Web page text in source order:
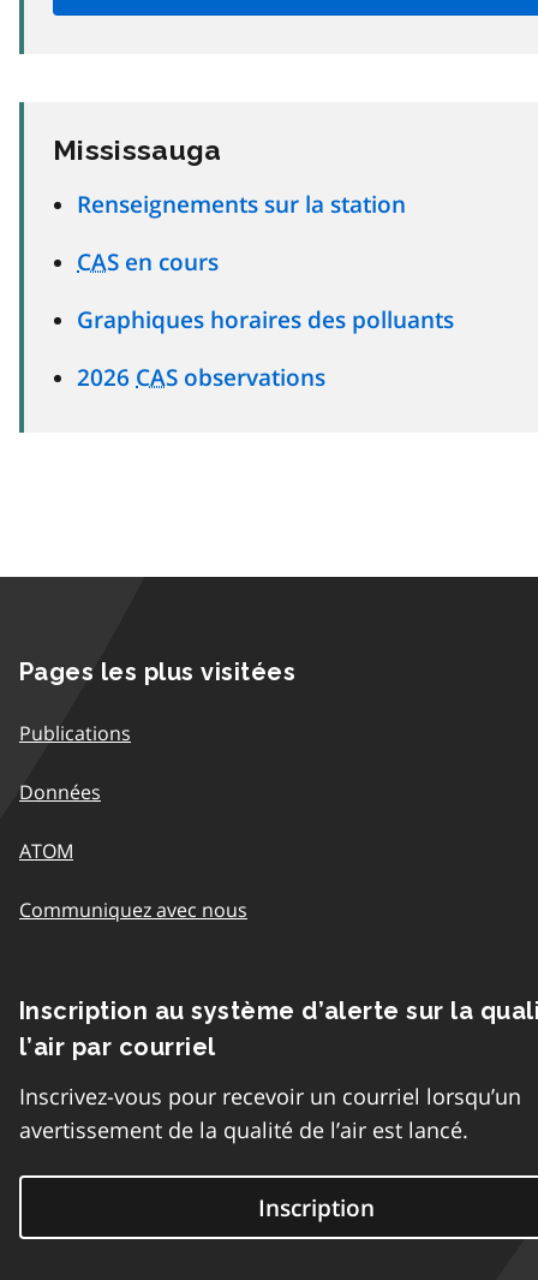
Mississauga
Renseignements sur la station
CAS en cours
Graphiques horaires des polluants
2026 CAS observations
Pages les plus visitées
Publications
Données
ATOM
Communiquez avec nous
Inscription au système d’alerte sur la
l’air par courriel
Inscrivez-vous pour recevoir un courriel lorsqu’un
avertissement de la qualité de l’air est lancé.
Inscription